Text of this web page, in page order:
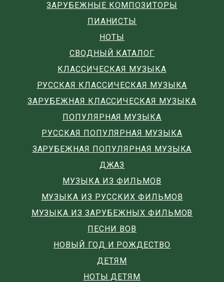
ЗАРУБЕЖНЫЕ КОМПОЗИТОРЫ
ПИАНИСТЫ
НОТЫ
СВОДНЫЙ КАТАЛОГ
КЛАССИЧЕСКАЯ МУЗЫКА
РУССКАЯ КЛАССИЧЕСКАЯ МУЗЫКА
ЗАРУБЕЖНАЯ КЛАССИЧЕСКАЯ МУЗЫКА
ПОПУЛЯРНАЯ МУЗЫКА
РУССКАЯ ПОПУЛЯРНАЯ МУЗЫКА
ЗАРУБЕЖНАЯ ПОПУЛЯРНАЯ МУЗЫКА
ДЖАЗ
МУЗЫКА ИЗ ФИЛЬМОВ
МУЗЫКА ИЗ РУССКИХ ФИЛЬМОВ
МУЗЫКА ИЗ ЗАРУБЕЖНЫХ ФИЛЬМОВ
ПЕСНИ ВОВ
НОВЫЙ ГОД И РОЖДЕСТВО
ДЕТЯМ
НОТЫ ДЕТЯМ